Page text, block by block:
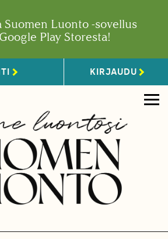
Suomen Luonto -sovellus
Google Play Storesta!
KIRJAUDU